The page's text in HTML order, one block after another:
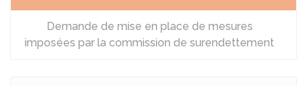
Demande de mise en place de mesures
imposées par la commission de surendettement